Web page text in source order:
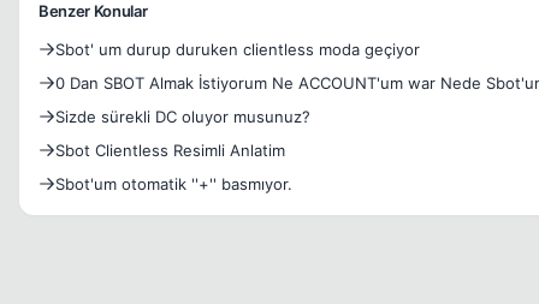
Benzer Konular
Sbot' um durup duruken clientless moda geçiyor
0 Dan SBOT Almak İstiyorum Ne ACCOUNT'um war Nede
Sizde sürekli DC oluyor musunuz?
Sbot Clientless Resimli Anlatim
Sbot'um otomatik ''+'' basmıyor.